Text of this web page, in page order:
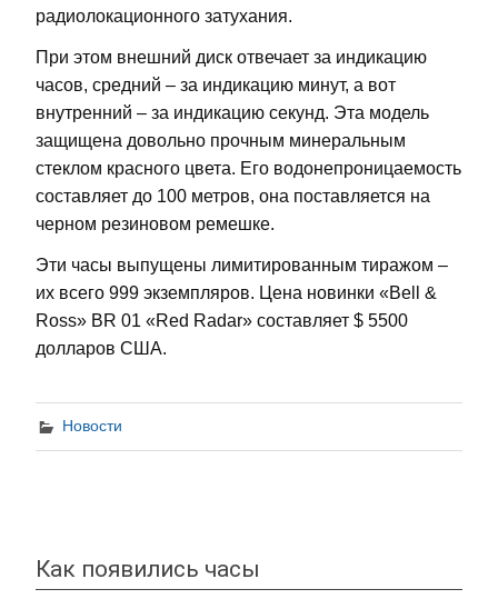
радиолокационного затухания.
При этом внешний диск отвечает за индикацию
часов, средний – за индикацию минут, а вот
внутренний – за индикацию секунд. Эта модель
защищена довольно прочным минеральным
стеклом красного цвета. Его водонепроницаемость
составляет до 100 метров, она поставляется на
черном резиновом ремешке.
Эти часы выпущены лимитированным тиражом –
их всего 999 экземпляров. Цена новинки «Bell &
Ross» BR 01 «Red Radar» составляет $ 5500
долларов США.
Новости
Как появились часы